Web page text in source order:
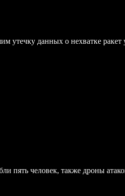
утечку данных о нехватке
пять человек, также дроны